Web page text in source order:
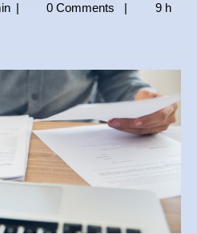
admin
| 0 Comments |
9 h